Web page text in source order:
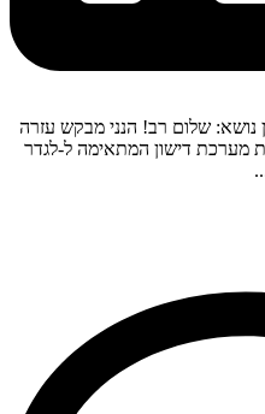
שלום רב! הנני מבקש עזרה
מערכת דישון המתאימה ל-לגדר